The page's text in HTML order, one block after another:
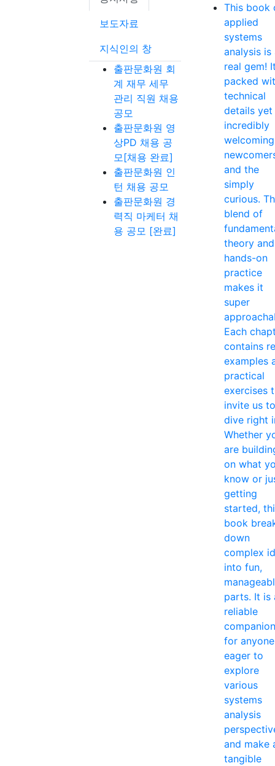
보도자료
지식인의 창
출판문화원 회
계 재무 세무
관리 직원 채용
공모
출판문화원 영
상PD 채용 공
모[채용 완료]
출판문화원 인
턴 채용 공모
출판문화원 경
력직 마케터 채
용 공모 [완료]
This book
applied
systems
analysis is
real gem!
packed
technical
details yet
incredibly
and the
simply
curious.
blend of
theory and
hands-on
practice
makes it
super
Each
contains
examples
practical
exercises
invite us to
dive right
Whether
are
on what
know or
getting
started,
book
down
complex
into fun,
parts. It is
reliable
companion
for anyone
eager to
explore
various
systems
analysis
and make
tangible